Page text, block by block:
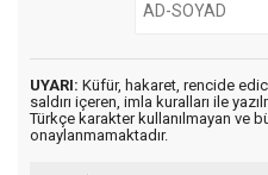
UYARI: Küfür, hakaret, rencide
saldırı içeren, imla kuralları ile
Türkçe karakter kullanılmayan ve
onaylanmamaktadır.